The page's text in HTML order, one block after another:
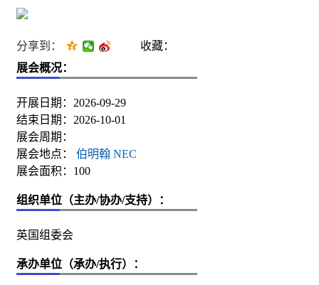
分享到：
收藏：
展会概况：
开展日期：2026-09-29
结束日期：2026-10-01
展会周期：
展会地点：
伯明翰 NEC
展会面积：100
组织单位（主办/协办/支持）：
英国组委会
承办单位（承办/执行）：